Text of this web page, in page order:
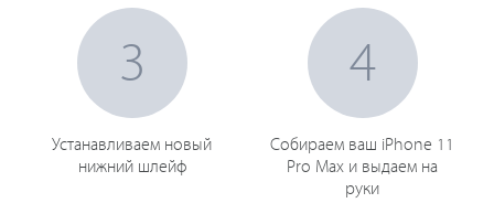
3
Устанавливаем новый
нижний шлейф
4
Собираем ваш iPhone 11
Pro Max и выдаем на
руки